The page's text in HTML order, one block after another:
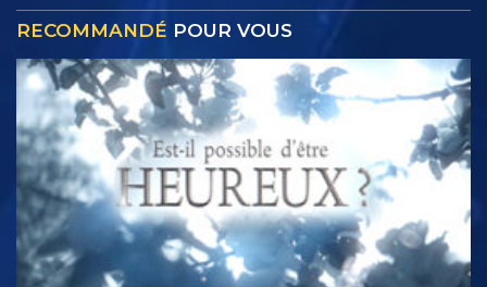
RECOMMANDÉ POUR VOUS